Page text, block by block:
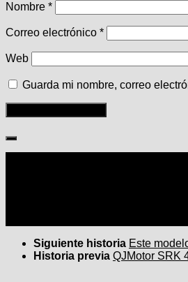
Nombre *
Correo electrónico *
Web
Guarda mi nombre, correo
Siguiente historia Este
Historia previa QJMotor SRK